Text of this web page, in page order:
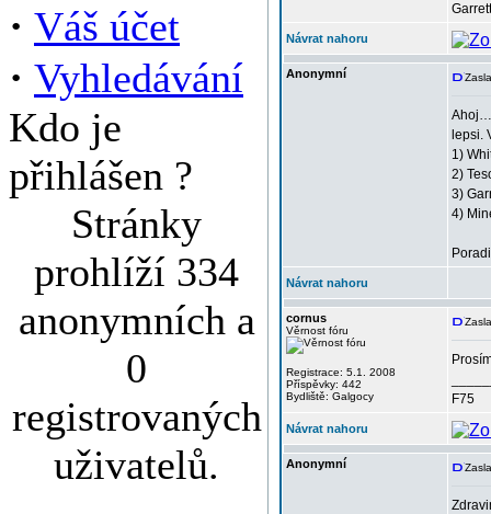
· Váš účet
· Vyhledávání
Kdo je
přihlášen ?
Stránky
prohlíží 334
anonymních a
0
registrovaných
uživatelů.
Návrat nahoru
Anonymní
Ahoj…
lepsi.
1)
2)
3)
4)
Návrat nahoru
cornus
Věrnost fóru
Registrace: 5.1. 2008
Příspěvky: 442
Bydliště: Galgocy
F75
Návrat nahoru
Anonymní